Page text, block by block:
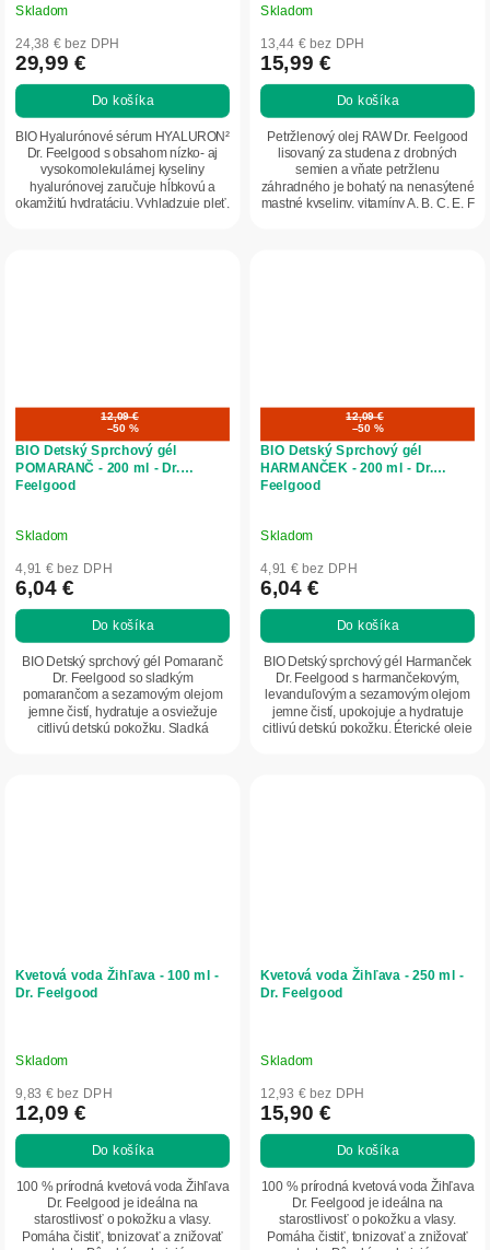
Skladom
24,38 € bez DPH
29,99 €
Do košíka
BIO Hyalurónové sérum HYALURON²
Dr. Feelgood s obsahom nízko- aj
vysokomolekulárnej kyseliny
hyalurónovej zaručuje hĺbkovú a
okamžitú hydratáciu. Vyhladzuje pleť,
Skladom
13,44 € bez DPH
15,99 €
Do košíka
Petržlenový olej RAW Dr. Feelgood
lisovaný za studena z drobných
semien a vňate petržlenu
záhradného je bohatý na nenasýtené
mastné kyseliny, vitamíny A, B, C, E, F
12,09 €
–50 %
BIO Detský Sprchový gél
POMARANČ - 200 ml - Dr.
Feelgood
Skladom
4,91 € bez DPH
6,04 €
Do košíka
BIO Detský sprchový gél Pomaranč
Dr. Feelgood so sladkým
pomarančom a sezamovým olejom
jemne čistí, hydratuje a osviežuje
citlivú detskú pokožku. Sladká
12,09 €
–50 %
BIO Detský Sprchový gél
HARMANČEK - 200 ml - Dr.
Feelgood
Skladom
4,91 € bez DPH
6,04 €
Do košíka
BIO Detský sprchový gél Harmanček
Dr. Feelgood s harmančekovým,
levanduľovým a sezamovým olejom
jemne čistí, upokojuje a hydratuje
citlivú detskú pokožku. Éterické oleje
Kvetová voda Žihľava - 100 ml -
Dr. Feelgood
Skladom
9,83 € bez DPH
12,09 €
Do košíka
100 % prírodná kvetová voda Žihľava
Dr. Feelgood je ideálna na
starostlivosť o pokožku a vlasy.
Pomáha čistiť, tonizovať a znižovať
Kvetová voda Žihľava - 250 ml -
Dr. Feelgood
Skladom
12,93 € bez DPH
15,90 €
Do košíka
100 % prírodná kvetová voda Žihľava
Dr. Feelgood je ideálna na
starostlivosť o pokožku a vlasy.
Pomáha čistiť, tonizovať a znižovať